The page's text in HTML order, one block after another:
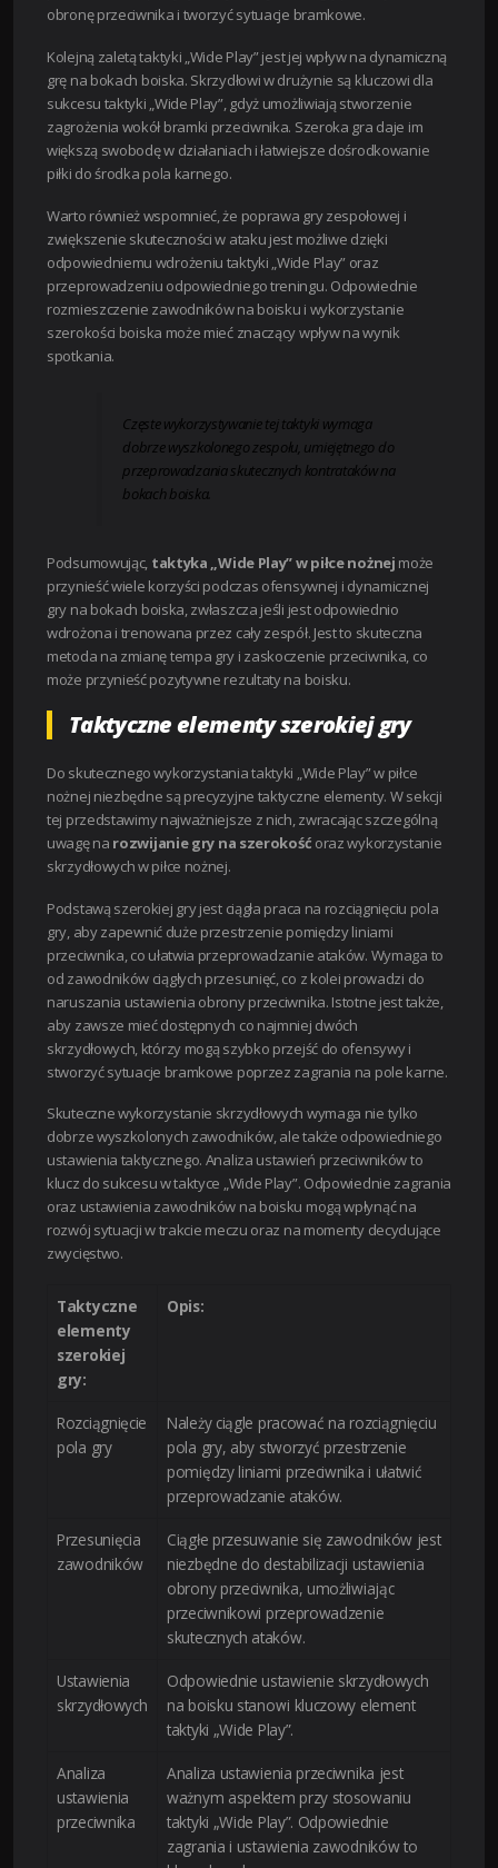
obronę przeciwnika i tworzyć sytuacje bramkowe.
Kolejną zaletą taktyki „Wide Play” jest jej wpływ na dynamiczną
grę na bokach boiska. Skrzydłowi w drużynie są kluczowi dla
sukcesu taktyki „Wide Play”, gdyż umożliwiają stworzenie
zagrożenia wokół bramki przeciwnika. Szeroka gra daje im
większą swobodę w działaniach i łatwiejsze dośrodkowanie
piłki do środka pola karnego.
Warto również wspomnieć, że poprawa gry zespołowej i
zwiększenie skuteczności w ataku jest możliwe dzięki
odpowiedniemu wdrożeniu taktyki „Wide Play” oraz
przeprowadzeniu odpowiedniego treningu. Odpowiednie
rozmieszczenie zawodników na boisku i wykorzystanie
szerokości boiska może mieć znaczący wpływ na wynik
spotkania.
Częste wykorzystywanie tej taktyki wymaga
dobrze wyszkolonego zespołu, umiejętnego do
przeprowadzania skutecznych kontrataków na
bokach boiska.
Podsumowując, taktyka „Wide Play” w piłce nożnej może
przynieść wiele korzyści podczas ofensywnej i dynamicznej
gry na bokach boiska, zwłaszcza jeśli jest odpowiednio
wdrożona i trenowana przez cały zespół. Jest to skuteczna
metoda na zmianę tempa gry i zaskoczenie przeciwnika, co
może przynieść pozytywne rezultaty na boisku.
Taktyczne elementy szerokiej gry
Do skutecznego wykorzystania taktyki „Wide Play” w piłce
nożnej niezbędne są precyzyjne taktyczne elementy. W sekcji
tej przedstawimy najważniejsze z nich, zwracając szczególną
uwagę na rozwijanie gry na szerokość oraz wykorzystanie
skrzydłowych w piłce nożnej.
Podstawą szerokiej gry jest ciągła praca na rozciągnięciu pola
gry, aby zapewnić duże przestrzenie pomiędzy liniami
przeciwnika, co ułatwia przeprowadzanie ataków. Wymaga to
od zawodników ciągłych przesunięć, co z kolei prowadzi do
naruszania ustawienia obrony przeciwnika. Istotne jest także,
aby zawsze mieć dostępnych co najmniej dwóch
skrzydłowych, którzy mogą szybko przejść do ofensywy i
stworzyć sytuacje bramkowe poprzez zagrania na pole karne.
Skuteczne wykorzystanie skrzydłowych wymaga nie tylko
dobrze wyszkolonych zawodników, ale także odpowiedniego
ustawienia taktycznego. Analiza ustawień przeciwników to
klucz do sukcesu w taktyce „Wide Play”. Odpowiednie zagrania
oraz ustawienia zawodników na boisku mogą wpłynąć na
rozwój sytuacji w trakcie meczu oraz na momenty decydujące
zwycięstwo.
Taktyczne
elementy
szerokiej
gry:
Opis:
Rozciągnięcie
pola gry
Należy ciągle pracować na rozciągnięciu
pola gry, aby stworzyć przestrzenie
pomiędzy liniami przeciwnika i ułatwić
przeprowadzanie ataków.
Przesunięcia
zawodników
Ciągłe przesuwanie się zawodników jest
niezbędne do destabilizacji ustawienia
obrony przeciwnika, umożliwiając
przeciwnikowi przeprowadzenie
skutecznych ataków.
Ustawienia
skrzydłowych
Odpowiednie ustawienie skrzydłowych
na boisku stanowi kluczowy element
taktyki „Wide Play”.
Analiza
ustawienia
przeciwnika
Analiza ustawienia przeciwnika jest
ważnym aspektem przy stosowaniu
taktyki „Wide Play”. Odpowiednie
zagrania i ustawienia zawodników to